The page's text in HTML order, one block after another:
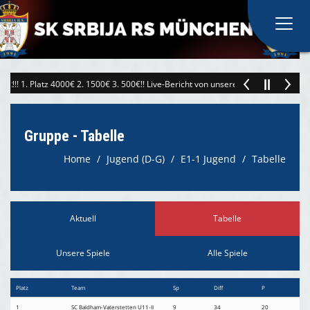
Home
Jugend (D-G)
Spielstätten
1. Platz 4000€ 2. 1500€ 3. 500€!! Live-Bericht von unseren Freunden von RTS!
Gruppe - Tabelle
Home Jugend (D-G) E1-1 Jugend Tabelle
Aktuell Tabelle
Unsere Spiele Alle Spiele
Platz Team Sp Diff P
1 SC Baldham-Vaterstetten U11-II 9 34 20